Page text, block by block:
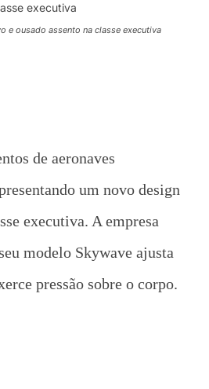
e ousado assento na classe executiva
de aeronaves
um novo design
executiva. A empresa
modelo Skywave ajusta
pressão sobre o corpo.